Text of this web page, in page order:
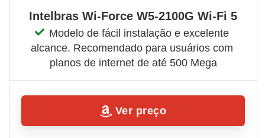
Intelbras Wi-Force W5-2100G Wi-Fi 5
Modelo de fácil instalação e excelente
alcance. Recomendado para usuários com
planos de internet de até 500 Mega
Ver preço